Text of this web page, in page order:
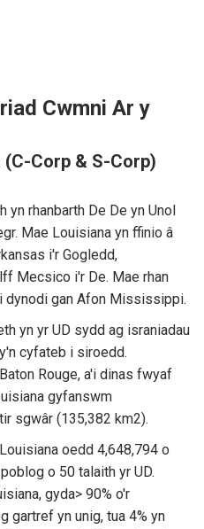
Cwmni Ar y
Corp & S-Corp)
yn rhanbarth De De yn Unol
Mae Louisiana yn ffinio â
i'r Gogledd,
Mecsico i'r De. Mae rhan
gan Afon Mississippi.
yn yr UD sydd ag israniadau
cyfateb i siroedd.
Rouge, a'i dinas fwyaf
gyfanswm
sgwâr (135,382 km2).
oedd 4,648,794 o
o 50 talaith yr UD.
gyda> 90% o'r
gartref yn unig, tua 4% yn